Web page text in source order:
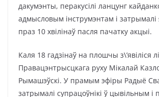
дакумэнты, перакусілі ланцунг
адмысловым інструмэнтам і
праз 10 хвілінаў пасля пачатку акцыі.
Каля 18 гадзінаў на плошчы з\’явіліся
Правацэнтрысцкага руху Мікалай
Рымашэўскі. У прамым эфіры Радыё
затрымалі супрацоўнікі ў цывільным і